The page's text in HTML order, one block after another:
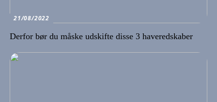
21/08/2022
Derfor bør du måske udskifte disse 3 haveredskaber